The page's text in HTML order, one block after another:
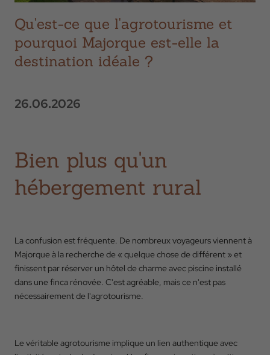
Qu'est-ce que l'agrotourisme et
pourquoi Majorque est-elle la
destination idéale ?
26.06.2026
Bien plus qu'un
hébergement rural
La confusion est fréquente. De nombreux voyageurs viennent à
Majorque à la recherche de « quelque chose de différent » et
finissent par réserver un hôtel de charme avec piscine installé
dans une finca rénovée. C'est agréable, mais ce n'est pas
nécessairement de l'agrotourisme.
Le véritable agrotourisme implique un lien authentique avec